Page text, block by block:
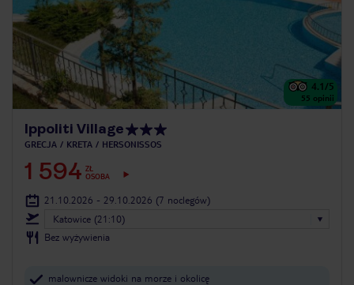
4.1/5
55 opinii
Ippoliti Village
GRECJA KRETA HERSONISSOS
1 594 ZŁ
OSOBA
21.10.2026 - 29.10.2026 (7 noclegów)
Katowice (21:10)
Bez wyżywienia
malownicze widoki na morze i okolicę